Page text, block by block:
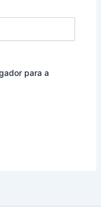
para a